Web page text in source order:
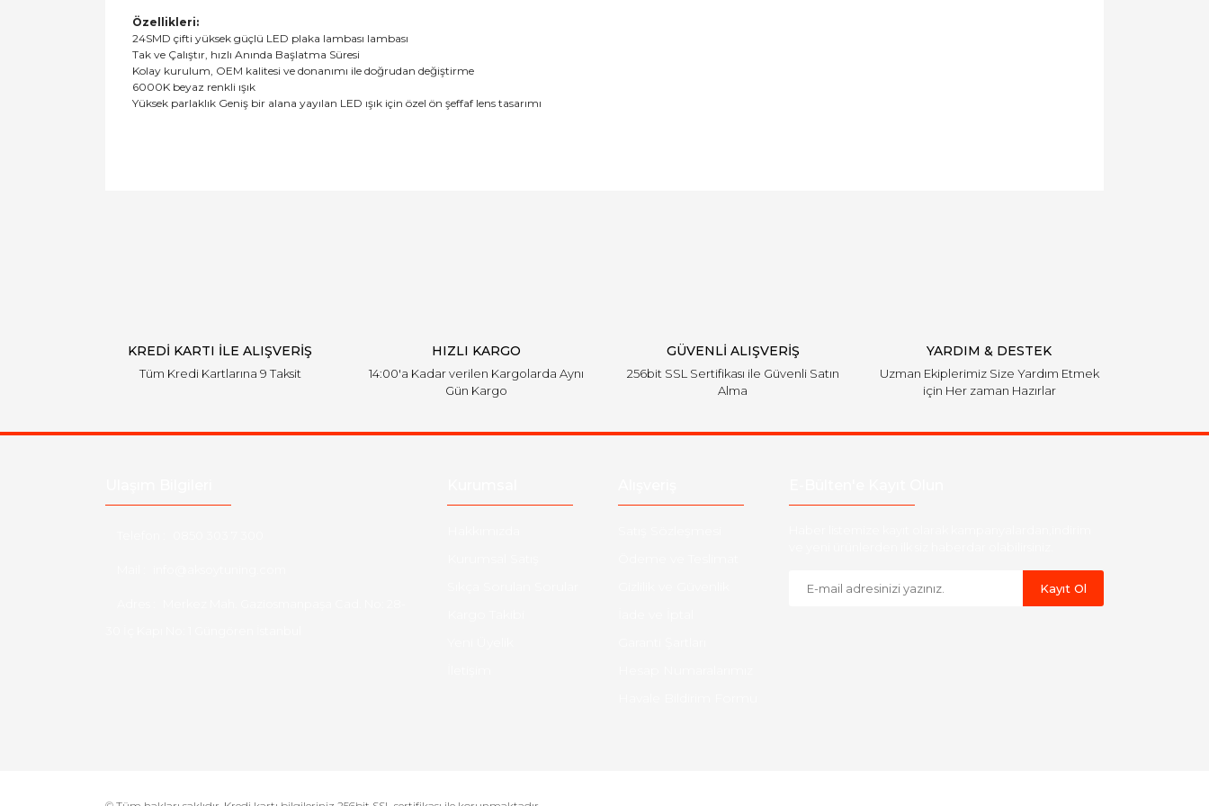
Özellikleri:
24SMD çifti yüksek güçlü LED plaka lambası lambası
Tak ve Çalıştır, hızlı Anında Başlatma Süresi
Kolay kurulum, OEM kalitesi ve donanımı ile doğrudan değiştirme
6000K beyaz renkli ışık
Yüksek parlaklık Geniş bir alana yayılan LED ışık için özel ön şeffaf lens tasarımı
KREDİ KARTI İLE ALIŞVERİŞ
Tüm Kredi Kartlarına 9 Taksit
HIZLI KARGO
14:00'a Kadar verilen Kargolarda Aynı
Gün Kargo
GÜVENLİ ALIŞVERİŞ
256bit SSL Sertifikası ile Güvenli Satın
Alma
YARDIM & DESTEK
Uzman Ekiplerimiz Size Yardım Etmek
için Her zaman Hazırlar
Kayıt Ol